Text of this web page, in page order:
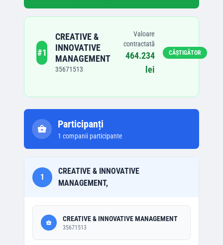
#1
CREATIVE &
INNOVATIVE
MANAGEMENT
35671513
Valoare
contractată
464.234
lei
CÂȘTIGĂTOR
Participanți
1 companii participante
1
CREATIVE & INNOVATIVE
MANAGEMENT,
CREATIVE & INNOVATIVE MANAGEMENT
35671513